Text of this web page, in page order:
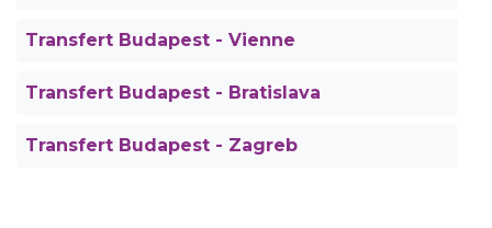
Transfert Budapest - Vienne
Transfert Budapest - Bratislava
Transfert Budapest - Zagreb